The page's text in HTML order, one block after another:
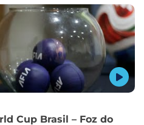
Cup Brasil – Foz do